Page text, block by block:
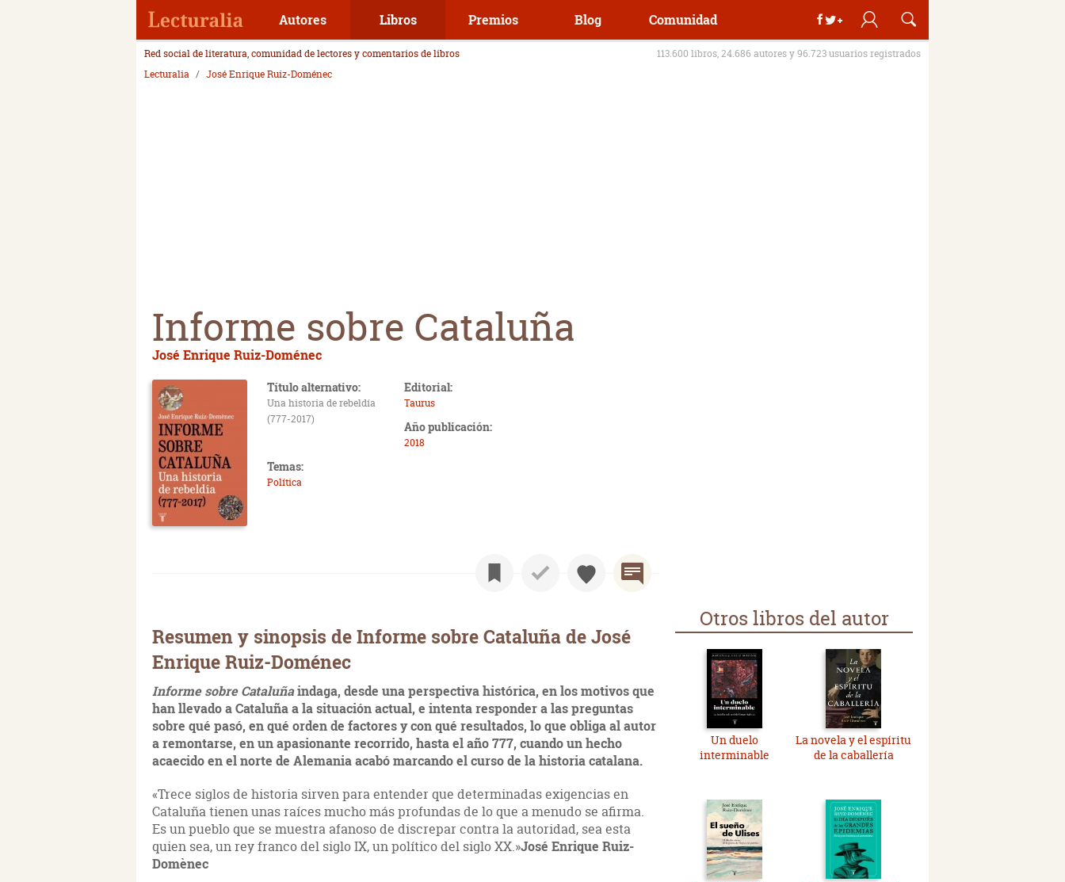
Autores Libros Premios Blog Comunidad
Red social de literatura, comunidad de lectores y comentarios de libros
113.600 libros, 24.686 autores y 96.723 usuarios registrados
Lecturalia
José Enrique Ruiz-Doménec
Informe sobre Cataluña
José Enrique Ruiz-Doménec
Título alternativo:
Una historia de rebeldía
(777-2017)
Editorial:
Taurus
Año publicación:
2018
Temas:
Política
Resumen y sinopsis de Informe sobre Cataluña de José
Enrique Ruiz-Doménec
Informe sobre Cataluñaindaga, desde una perspectiva histórica, en los motivos que
han llevado a Cataluña a la situación actual, e intenta responder a las preguntas
sobre qué pasó, en qué orden de factores y con qué resultados, lo que obliga al autor
a remontarse, en un apasionante recorrido, hasta el año 777, cuando un hecho
acaecido en el norte de Alemania acabó marcando el curso de la historia catalana.
«Trece siglos de historia sirven para entender que determinadas exigencias en
Cataluña tienen unas raíces mucho más profundas de lo que a menudo se afirma.
Es un pueblo que se muestra afanoso de discrepar contra la autoridad, sea esta
quien sea, un rey franco del siglo IX, un político del siglo XX.»José Enrique Ruiz-
Domènec
Otros libros del autor
Un duelo
interminable
La novela y el espíritu
de la caballería